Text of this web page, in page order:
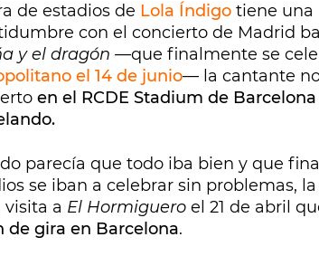
de estadios de Lola Índigo tiene una
con el concierto de Madrid
y el dragón —que finalmente se
el 14 de junio— la cantante
en el RCDE Stadium de
parecía que todo iba bien y que
se iban a celebrar sin problemas,
visita a El Hormiguero el 21 de abril
de gira en Barcelona.